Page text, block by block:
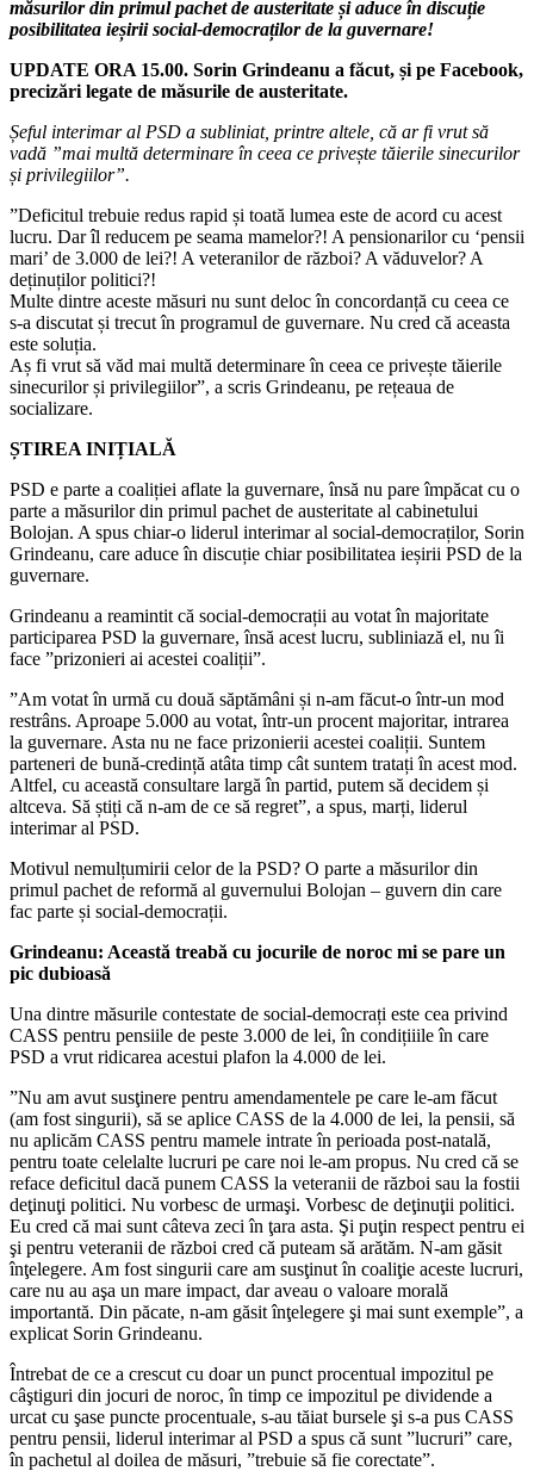
măsurilor din primul pachet de austeritate și aduce în discuție
posibilitatea ieșirii social-democraților de la guvernare!
UPDATE ORA 15.00. Sorin Grindeanu a făcut, și pe Facebook,
precizări legate de măsurile de austeritate.
Șeful interimar al PSD a subliniat, printre altele, că ar fi vrut să
vadă ”mai multă determinare în ceea ce privește tăierile sinecurilor
și privilegiilor”.
”Deficitul trebuie redus rapid și toată lumea este de acord cu acest
lucru. Dar îl reducem pe seama mamelor?! A pensionarilor cu ‘pensii
mari’ de 3.000 de lei?! A veteranilor de război? A văduvelor? A
deținuților politici?!
Multe dintre aceste măsuri nu sunt deloc în concordanță cu ceea ce
s-a discutat și trecut în programul de guvernare. Nu cred că aceasta
este soluția.
Aș fi vrut să văd mai multă determinare în ceea ce privește tăierile
sinecurilor și privilegiilor”, a scris Grindeanu, pe rețeaua de
socializare.
ȘTIREA INIȚIALĂ
PSD e parte a coaliției aflate la guvernare, însă nu pare împăcat cu o
parte a măsurilor din primul pachet de austeritate al cabinetului
Bolojan. A spus chiar-o liderul interimar al social-democraților, Sorin
Grindeanu, care aduce în discuție chiar posibilitatea ieșirii PSD de la
guvernare.
Grindeanu a reamintit că social-democrații au votat în majoritate
participarea PSD la guvernare, însă acest lucru, subliniază el, nu îi
face ”prizonieri ai acestei coaliții”.
”Am votat în urmă cu două săptămâni și n-am făcut-o într-un mod
restrâns. Aproape 5.000 au votat, într-un procent majoritar, intrarea
la guvernare. Asta nu ne face prizonierii acestei coaliții. Suntem
parteneri de bună-credință atâta timp cât suntem tratați în acest mod.
Altfel, cu această consultare largă în partid, putem să decidem și
altceva. Să știți că n-am de ce să regret”, a spus, marți, liderul
interimar al PSD.
Motivul nemulțumirii celor de la PSD? O parte a măsurilor din
primul pachet de reformă al guvernului Bolojan – guvern din care
fac parte și social-democrații.
Grindeanu: Această treabă cu jocurile de noroc mi se pare un
pic dubioasă
Una dintre măsurile contestate de social-democrați este cea privind
CASS pentru pensiile de peste 3.000 de lei, în condițiiile în care
PSD a vrut ridicarea acestui plafon la 4.000 de lei.
”Nu am avut susţinere pentru amendamentele pe care le-am făcut
(am fost singurii), să se aplice CASS de la 4.000 de lei, la pensii, să
nu aplicăm CASS pentru mamele intrate în perioada post-natală,
pentru toate celelalte lucruri pe care noi le-am propus. Nu cred că se
reface deficitul dacă punem CASS la veteranii de război sau la fostii
deţinuţi politici. Nu vorbesc de urmaşi. Vorbesc de deţinuţii politici.
Eu cred că mai sunt câteva zeci în ţara asta. Şi puţin respect pentru ei
şi pentru veteranii de război cred că puteam să arătăm. N-am găsit
înţelegere. Am fost singurii care am susţinut în coaliţie aceste lucruri,
care nu au aşa un mare impact, dar aveau o valoare morală
importantă. Din păcate, n-am găsit înţelegere şi mai sunt exemple”, a
explicat Sorin Grindeanu.
Întrebat de ce a crescut cu doar un punct procentual impozitul pe
câştiguri din jocuri de noroc, în timp ce impozitul pe dividende a
urcat cu şase puncte procentuale, s-au tăiat bursele şi s-a pus CASS
pentru pensii, liderul interimar al PSD a spus că sunt ”lucruri” care,
în pachetul al doilea de măsuri, ”trebuie să fie corectate”.